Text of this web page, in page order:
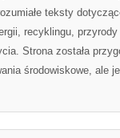
teksty
recyklingu,
Strona została
środowiskowe, ale